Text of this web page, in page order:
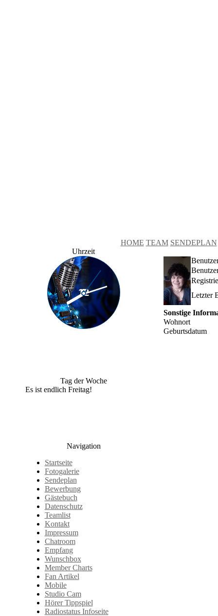
HOME TEAM SENDEPLAN
Uhrzeit
Tag der Woche
Es ist endlich Freitag!
Navigation
Startseite
Fotogalerie
Sendeplan
Bewerbung
Gästebuch
Datenschutz
Teamlist
Kontakt
Impressum
Chatroom
Empfang
Wunschbox
Member Charts
Fan Artikel
Mobile
Studio Cam
Hörer Tippspiel
Radiostatus Infoseite
Letzter
Sonstige
Wohnort
Geburtsdatum